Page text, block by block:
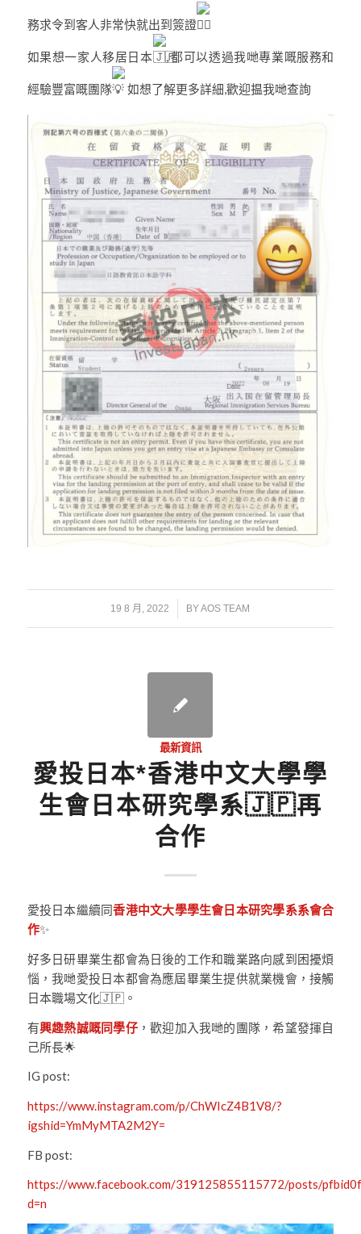
務求令到客人非常快就出到簽證
如果想一家人移居日本 , 都可以透過我哋專業嘅服務和
經驗豐富嘅團隊 如想了解更多詳細,歡迎揾我哋查詢
19 8 月, 2022
/ BYAOS TEAM
最新資訊
愛投日本*香港中文大學學
生會日本研究學系🇯🇵再
合作
愛投日本繼續同香港中文大學學生會日本研究學系系會合
作✨
好多日研畢業生都會為日後的工作和職業路向感到困擾煩
惱，我哋愛投日本都會為應屆畢業生提供就業機會，接觸
日本職場文化🇯🇵。
有興趣熱誠嘅同學仔，歡迎加入我哋的團隊，希望發揮自
己所長🌟
IG post:
https://www.instagram.com/p/ChWIcZ4B1V8/?
igshid=YmMyMTA2M2Y=
FB post:
https://www.facebook.com/319125855115772/posts/
d=n